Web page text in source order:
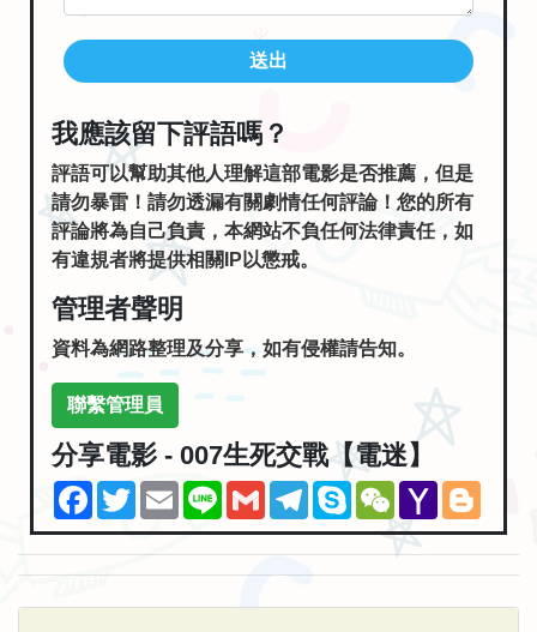
送出
我應該留下評語嗎？
評語可以幫助其他人理解這部電影是否推薦，但是
請勿暴雷！請勿透漏有關劇情任何評論！您的所有
評論將為自己負責，本網站不負任何法律責任，如
有違規者將提供相關IP以懲戒。
管理者聲明
資料為網路整理及分享，如有侵權請告知。
聯繫管理員
分享電影 - 007生死交戰【電迷】
Facebook
TwitterEmailLine GmailTelegramSkypeWeChatYahoo
Mail